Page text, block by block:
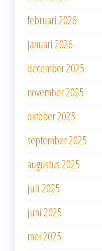
februari 2026
januari 2026
december 2025
november 2025
oktober 2025
september 2025
augustus 2025
juli 2025
juni 2025
mei 2025